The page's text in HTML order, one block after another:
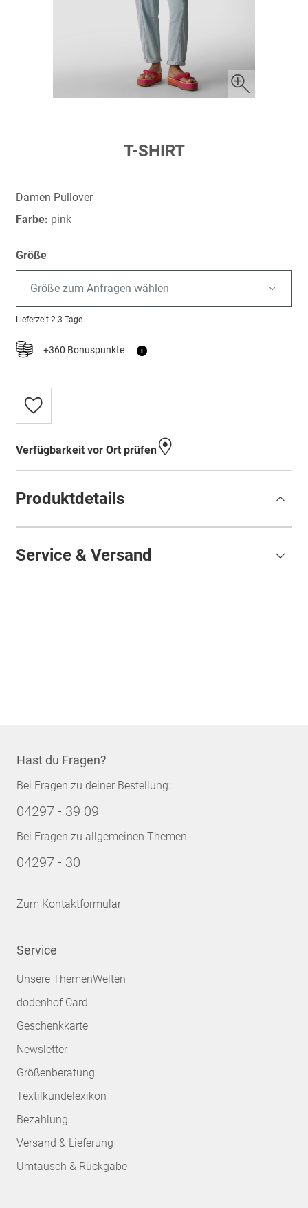
springen
T-SHIRT
Damen Pullover
Farbe: pink
Größe
Größe zum Anfragen wählen
Lieferzeit 2-3 Tage
+360 Bonuspunkte i
Zur
Wunschliste
Verfügbarkeit vor Ort prüfen
Produktdetails
Service & Versand
Hast du Fragen?
Bei Fragen zu deiner Bestellung:
04297 - 39 09
Bei Fragen zu allgemeinen Themen:
04297 - 30
Zum Kontaktformular
Service
Unsere ThemenWelten
dodenhof Card
Geschenkkarte
Newsletter
Größenberatung
Textilkundelexikon
Bezahlung
Versand & Lieferung
Umtausch & Rückgabe